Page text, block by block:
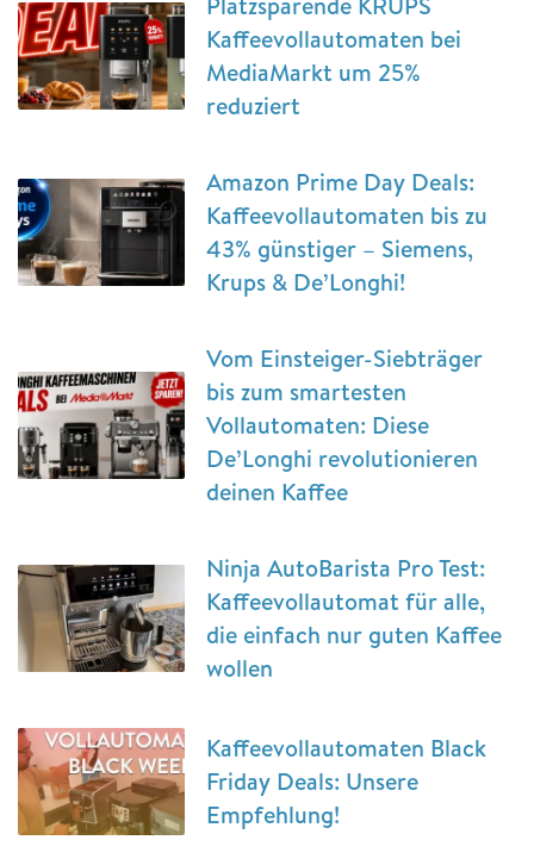
Kaffeevollautomaten bei
MediaMarkt um 25%
reduziert
Amazon Prime Day Deals:
Kaffeevollautomaten bis zu
43% günstiger – Siemens,
Krups & De’Longhi!
Vom Einsteiger-Siebträger
bis zum smartesten
Vollautomaten: Diese
De’Longhi revolutionieren
deinen Kaffee
Ninja AutoBarista Pro Test:
Kaffeevollautomat für alle,
die einfach nur guten Kaffee
wollen
Kaffeevollautomaten Black
Friday Deals: Unsere
Empfehlung!